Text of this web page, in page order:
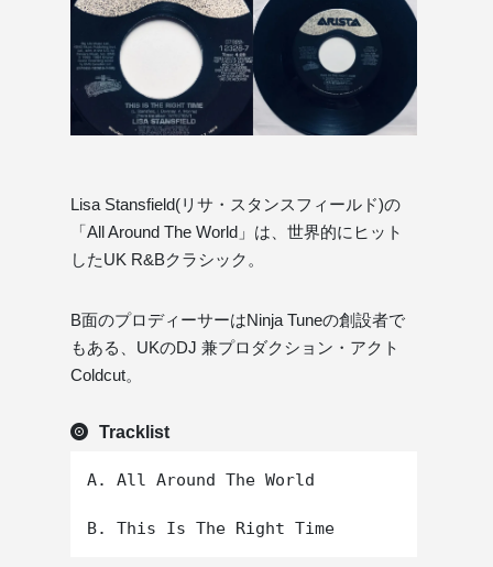
Lisa Stansfield(リサ・スタンスフィールド)の
「All Around The World」は、世界的にヒット
したUK R&Bクラシック。
B面のプロディーサーはNinja Tuneの創設者で
もある、UKのDJ 兼プロダクション・アクト
Coldcut。
Tracklist
A. All Around The World